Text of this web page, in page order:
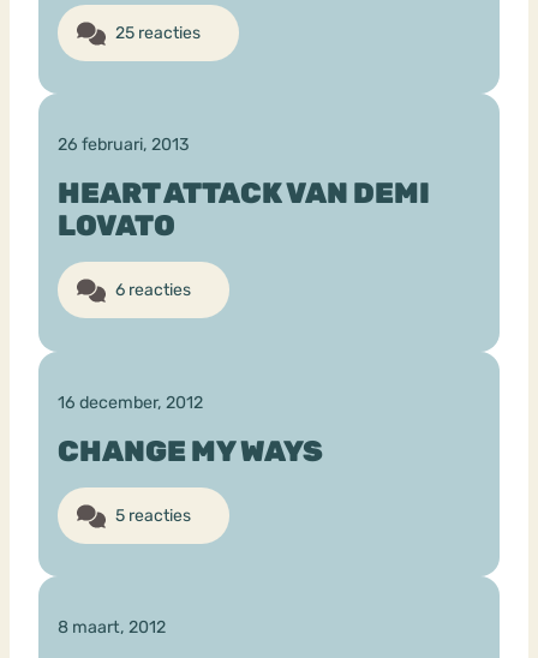
25 reacties
26 februari, 2013
HEART ATTACK VAN DEMI
LOVATO
6 reacties
16 december, 2012
CHANGE MY WAYS
5 reacties
8 maart, 2012